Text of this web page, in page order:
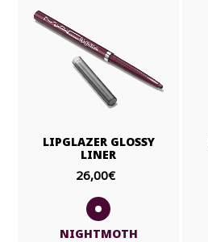
LIPGLAZER GLOSSY
LINER
26,00€
NIGHTMOTH